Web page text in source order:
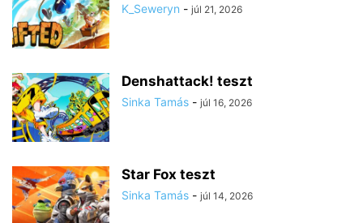
K_Seweryn - júl 21, 2026
Denshattack! teszt
Sinka Tamás - júl 16, 2026
Star Fox teszt
Sinka Tamás - júl 14, 2026